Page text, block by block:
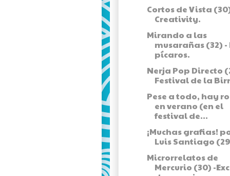
Cortos de Vista
Creativity.
Mirando a las
musarañas (32) -
pícaros.
Nerja Pop Directo
Festival de la
Pese a todo, hay
en verano (en el
festival de...
¡Muchas grafias!
Luis Santiago
Microrrelatos de
Mercurio (30) -